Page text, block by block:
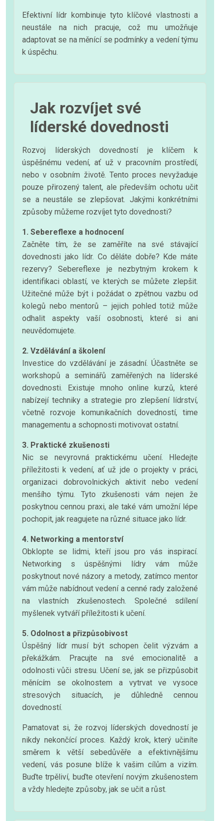
Efektivní lídr kombinuje tyto klíčové vlastnosti a
neustále na nich pracuje, což mu umožňuje
adaptovat se na měnící se podmínky a vedení týmu
k úspěchu.
Jak rozvíjet své
líderské dovednosti
Rozvoj líderských dovedností je klíčem k
úspěšnému vedení, ať už v pracovním prostředí,
nebo v osobním životě. Tento proces nevyžaduje
pouze přirozený talent, ale především ochotu učit
se a neustále se zlepšovat. Jakými konkrétními
způsoby můžeme rozvíjet tyto dovednosti?
1. Sebereflexe a hodnocení
Začněte tím, že se zaměříte na své stávající
dovednosti jako lídr. Co děláte dobře? Kde máte
rezervy? Sebereflexe je nezbytným krokem k
identifikaci oblastí, ve kterých se můžete zlepšit.
Užitečné může být i požádat o zpětnou vazbu od
kolegů nebo mentorů – jejich pohled totiž může
odhalit aspekty vaší osobnosti, které si ani
neuvědomujete.
2. Vzdělávání a školení
Investice do vzdělávání je zásadní. Účastněte se
workshopů a seminářů zaměřených na líderské
dovednosti. Existuje mnoho online kurzů, které
nabízejí techniky a strategie pro zlepšení lídrství,
včetně rozvoje komunikačních dovedností, time
managementu a schopnosti motivovat ostatní.
3. Praktické zkušenosti
Nic se nevyrovná praktickému učení. Hledejte
příležitosti k vedení, ať už jde o projekty v práci,
organizaci dobrovolnických aktivit nebo vedení
menšího týmu. Tyto zkušenosti vám nejen že
poskytnou cennou praxi, ale také vám umožní lépe
pochopit, jak reagujete na různé situace jako lídr.
4. Networking a mentorství
Obklopte se lidmi, kteří jsou pro vás inspirací.
Networking s úspěšnými lídry vám může
poskytnout nové názory a metody, zatímco mentor
vám může nabídnout vedení a cenné rady založené
na vlastních zkušenostech. Společné sdílení
myšlenek vytváří příležitosti k učení.
5. Odolnost a přizpůsobivost
Úspěšný lídr musí být schopen čelit výzvám a
překážkám. Pracujte na své emocionalitě a
odolnosti vůči stresu. Učení se, jak se přizpůsobit
měnícím se okolnostem a vytrvat ve vysoce
stresových situacích, je důhledně cennou
dovedností.
Pamatovat si, že rozvoj líderských dovedností je
nikdy nekončící proces. Každý krok, který učiníte
směrem k větší sebedůvěře a efektivnějšímu
vedení, vás posune blíže k vašim cílům a vizím.
Buďte trpěliví, buďte otevření novým zkušenostem
a vždy hledejte způsoby, jak se učit a růst.